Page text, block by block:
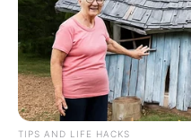
TIPS AND LIFE HACKS